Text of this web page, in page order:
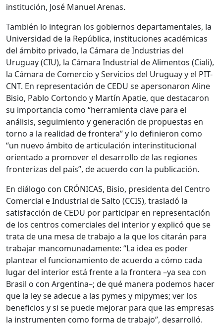
institución, José Manuel Arenas.
También lo integran los gobiernos departamentales, la
Universidad de la República, instituciones académicas
del ámbito privado, la Cámara de Industrias del
Uruguay (CIU), la Cámara Industrial de Alimentos (Ciali),
la Cámara de Comercio y Servicios del Uruguay y el PIT-
CNT. En representación de CEDU se apersonaron Aline
Bisio, Pablo Cortondo y Martín Apatie, que destacaron
su importancia como “herramienta clave para el
análisis, seguimiento y generación de propuestas en
torno a la realidad de frontera” y lo definieron como
“un nuevo ámbito de articulación interinstitucional
orientado a promover el desarrollo de las regiones
fronterizas del país”, de acuerdo con la publicación.
En diálogo con CRÓNICAS, Bisio, presidenta del Centro
Comercial e Industrial de Salto (CCIS), trasladó la
satisfacción de CEDU por participar en representación
de los centros comerciales del interior y explicó que se
trata de una mesa de trabajo a la que los citarán para
trabajar mancomunadamente: “La idea es poder
plantear el funcionamiento de acuerdo a cómo cada
lugar del interior está frente a la frontera –ya sea con
Brasil o con Argentina–; de qué manera podemos hacer
que la ley se adecue a las pymes y mipymes; ver los
beneficios y si se puede mejorar para que las empresas
la instrumenten como forma de trabajo”, desarrolló.